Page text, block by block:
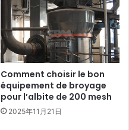
Comment choisir le bon
équipement de broyage
pour l’albite de 200 mesh
2025年11月21日